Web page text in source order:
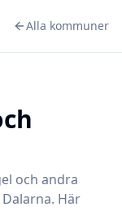
Alla kommuner
och andra
Dalarna. Här